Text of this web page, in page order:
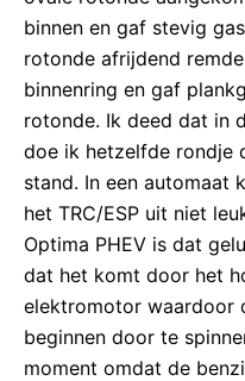
binnen en gaf stevig
rotonde afrijdend
binnenring en gaf
rotonde. Ik deed dat in
doe ik hetzelfde rondje
stand. In een automaat
het TRC/ESP uit niet
Optima PHEV is dat
dat het komt door het
elektromotor waardoor
beginnen door te
moment omdat de